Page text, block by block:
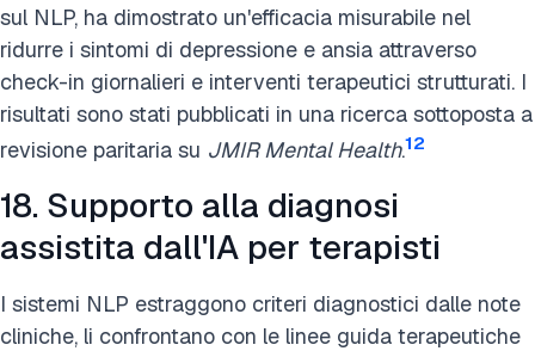
sul NLP, ha dimostrato un'efficacia misurabile nel
ridurre i sintomi di depressione e ansia attraverso
check-in giornalieri e interventi terapeutici strutturati. I
risultati sono stati pubblicati in una ricerca sottoposta a
revisione paritaria su JMIR Mental Health.12
18. Supporto alla diagnosi
assistita dall'IA per terapisti
I sistemi NLP estraggono criteri diagnostici dalle note
cliniche, li confrontano con le linee guida terapeutiche